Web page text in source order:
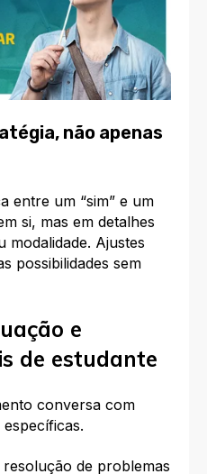
não apenas
entre um “sim” e um
si, mas em detalhes
Ajustes
possibilidades sem
e
de estudante
conversa com
de problemas